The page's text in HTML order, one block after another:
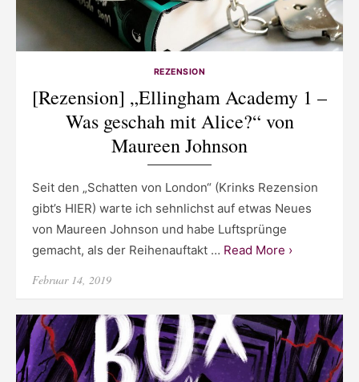
REZENSION
[Rezension] „Ellingham Academy 1 –
Was geschah mit Alice?“ von
Maureen Johnson
Seit den „Schatten von London“ (Krinks Rezension
gibt’s HIER) warte ich sehnlichst auf etwas Neues
von Maureen Johnson und habe Luftsprünge
gemacht, als der Reihenauftakt … Read More ›
Posted
Februar 14, 2019